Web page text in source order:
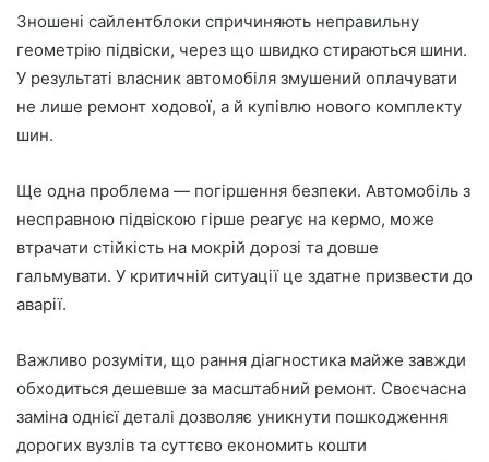
Зношені сайлентблоки спричиняють неправильну
геометрію підвіски, через що швидко стираються шини.
У результаті власник автомобіля змушений оплачувати
не лише ремонт ходової, а й купівлю нового комплекту
шин.
Ще одна проблема — погіршення безпеки. Автомобіль з
несправною підвіскою гірше реагує на кермо, може
втрачати стійкість на мокрій дорозі та довше
гальмувати. У критичній ситуації це здатне призвести до
аварії.
Важливо розуміти, що рання діагностика майже завжди
обходиться дешевше за масштабний ремонт. Своєчасна
заміна однієї деталі дозволяє уникнути пошкодження
дорогих вузлів та суттєво економить кошти